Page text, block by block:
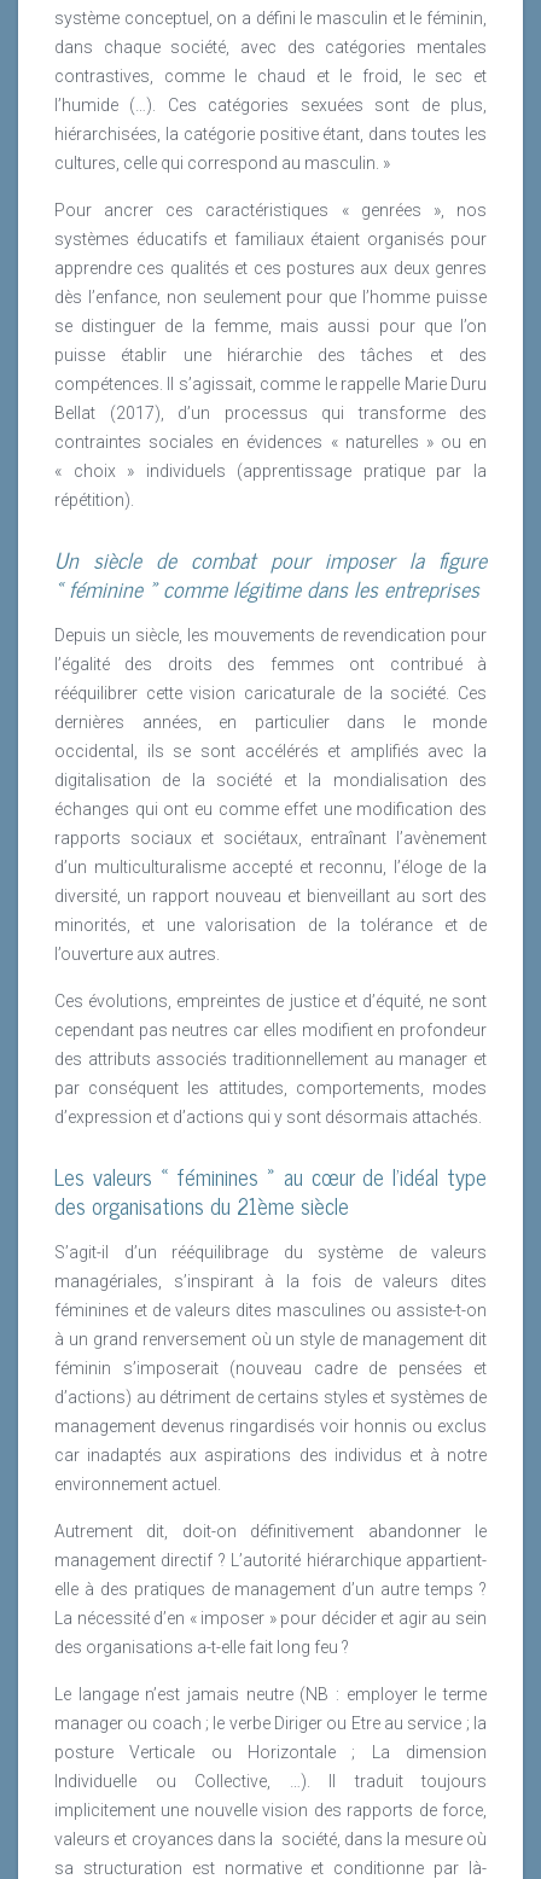
femmes cadres continue d’augmenter avec 46 % de
femmes cadres : à titre de comparaison les femmes
représentent moins de 30 % de l’encadrement au sein
des 60 plus grandes entreprises françaises.
Toutes les questions d’égalité professionnelle ne sont
femmes cadres du secteur estiment ne pas être
traitées à légal des hommes. Elles estiment ne pas
avoir accès aux mêmes opportunités de carrière. Et
seulement un cinquième des répondants estime
bénéficier des actions mises en place pour favoriser
Par ailleurs, au niveau des instances dirigeantes, la
mixité reste encore trop faible ; si la part des cadres de
direction progresse pour se situer à 30 % seulement
16 % de femmes sont présentes dans les Comités
Lire la suite
système conceptuel, on a défini le masculin et le féminin,
dans chaque société, avec des catégories mentales
contrastives, comme le chaud et le froid, le sec et
l’humide (…). Ces catégories sexuées sont de plus,
hiérarchisées, la catégorie positive étant, dans toutes les
cultures, celle qui correspond au masculin. »
Pour ancrer ces caractéristiques « genrées », nos
systèmes éducatifs et familiaux étaient organisés pour
apprendre ces qualités et ces postures aux deux genres
dès l’enfance, non seulement pour que l’homme puisse
se distinguer de la femme, mais aussi pour que l’on
puisse établir une hiérarchie des tâches et des
compétences. Il s’agissait, comme le rappelle Marie Duru
Bellat (2017), d’un processus qui transforme des
contraintes sociales en évidences « naturelles » ou en
« choix » individuels (apprentissage pratique par la
répétition).
Un siècle de combat pour imposer la figure
« féminine » comme légitime dans les entreprises
Depuis un siècle, les mouvements de revendication pour
l’égalité des droits des femmes ont contribué à
rééquilibrer cette vision caricaturale de la société. Ces
dernières années, en particulier dans le monde
occidental, ils se sont accélérés et amplifiés avec la
digitalisation de la société et la mondialisation des
échanges qui ont eu comme effet une modification des
rapports sociaux et sociétaux, entraînant l’avènement
d’un multiculturalisme accepté et reconnu, l’éloge de la
diversité, un rapport nouveau et bienveillant au sort des
minorités, et une valorisation de la tolérance et de
l’ouverture aux autres.
Ces évolutions, empreintes de justice et d’équité, ne sont
cependant pas neutres car elles modifient en profondeur
des attributs associés traditionnellement au manager et
par conséquent les attitudes, comportements, modes
d’expression et d’actions qui y sont désormais attachés.
Les valeurs « féminines » au cœur de l’idéal type
des organisations du 21ème siècle
S’agit-il d’un rééquilibrage du système de valeurs
managériales, s’inspirant à la fois de valeurs dites
féminines et de valeurs dites masculines ou assiste-t-on
à un grand renversement où un style de management dit
féminin s’imposerait (nouveau cadre de pensées et
d’actions) au détriment de certains styles et systèmes de
management devenus ringardisés voir honnis ou exclus
car inadaptés aux aspirations des individus et à notre
environnement actuel.
Autrement dit, doit-on définitivement abandonner le
management directif ? L’autorité hiérarchique appartient-
elle à des pratiques de management d’un autre temps ?
La nécessité d’en « imposer » pour décider et agir au sein
des organisations a-t-elle fait long feu ?
Le langage n’est jamais neutre (NB : employer le terme
manager ou coach ; le verbe Diriger ou Etre au service ; la
posture Verticale ou Horizontale ; La dimension
Individuelle ou Collective, …). Il traduit toujours
implicitement une nouvelle vision des rapports de force,
valeurs et croyances dans la société, dans la mesure où
sa structuration est normative et conditionne par là-